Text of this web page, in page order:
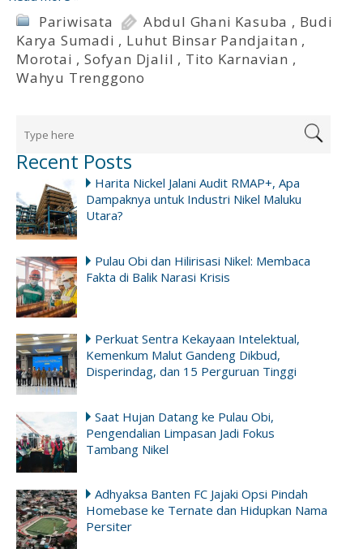
Pariwisata Abdul Ghani Kasuba , Budi
Karya Sumadi , Luhut Binsar Pandjaitan ,
Morotai ,Sofyan Djalil , Tito Karnavian ,
Wahyu Trenggono
Recent Posts
Harita Nickel Jalani Audit RMAP+, Apa
Dampaknya untuk Industri Nikel Maluku
Utara?
Pulau Obi dan Hilirisasi Nikel: Membaca
Fakta di Balik Narasi Krisis
Perkuat Sentra Kekayaan Intelektual,
Kemenkum Malut Gandeng Dikbud,
Disperindag, dan 15 Perguruan Tinggi
Saat Hujan Datang ke Pulau Obi,
Pengendalian Limpasan Jadi Fokus
Tambang Nikel
Adhyaksa Banten FC Jajaki Opsi Pindah
Homebase ke Ternate dan Hidupkan Nama
Persiter